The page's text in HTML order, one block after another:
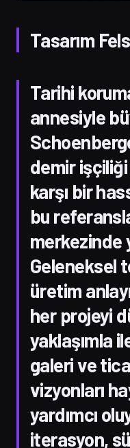
Tasarım
Tarihi
annesiyle
demir
karşı bir
bu
merkezinde
Geleneksel
üretim
her projeyi
yaklaşımla
galeri ve
vizyonları
yardımcı
iterasyon,